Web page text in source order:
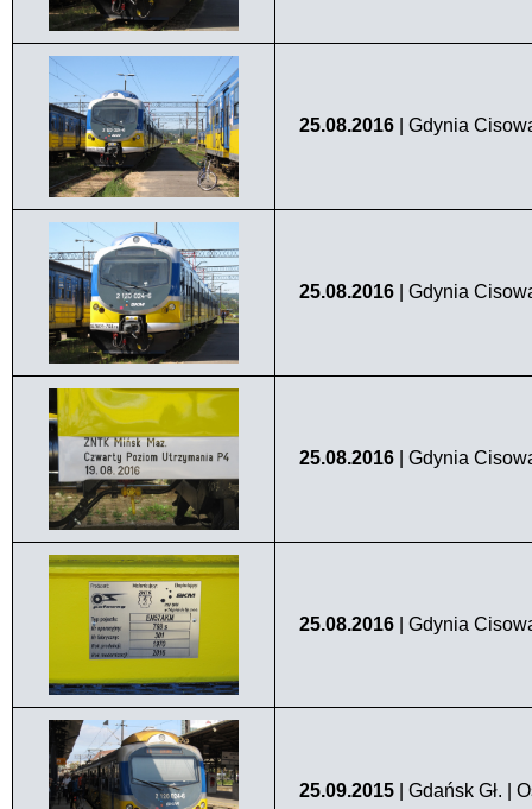
25.08.2016 | Gdynia
25.08.2016 | Gdynia
25.08.2016 | Gdynia
25.08.2016 | Gdynia
25.09.2015 | Gdańsk Gł. |